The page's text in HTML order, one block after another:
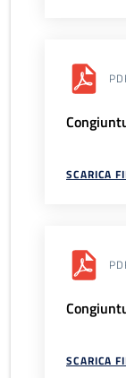
SCARICA
SCARICA